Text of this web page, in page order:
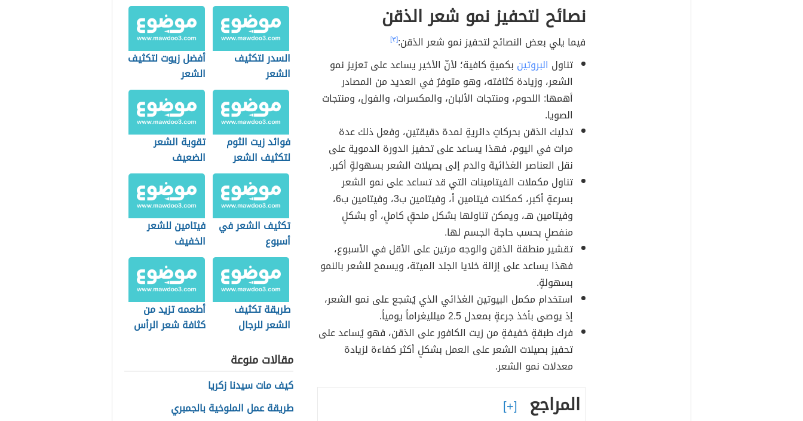
نصائح لتحفيز نمو شعر الذقن
فيما يلي بعض النصائح لتحفيز نمو شعر الذقن:[٣]
تناول البروتين بكميةٍ كافية؛ لأنّ الأخير يساعد على تعزيز نمو
الشعر، وزيادة كثافته، وهو متوفرٌ في العديد من المصادر
أهمها: اللحوم، ومنتجات الألبان، والمكسرات، والفول، ومنتجات
الصويا.
تدليك الذقن بحركاتٍ دائريةٍ لمدة دقيقتين، وفعل ذلك عدة
مرات في اليوم، فهذا يساعد على تحفيز الدورة الدموية على
نقل العناصر الغذائية والدم إلى بصيلات الشعر بسهولةٍ أكبر.
تناول مكملات الفيتامينات التي قد تساعد على نمو الشعر
بسرعةٍ أكبر، كمكلات فيتامين أ، وفيتامين ب3، وفيتامين ب6،
وفيتامين هـ، ويمكن تناولها بشكل ملحقٍ كاملٍ، أو بشكلٍ
منفصلٍ بحسب حاجة الجسم لها.
تقشير منطقة الذقن والوجه مرتين على الأقل في الأسبوع،
فهذا يساعد على إزالة خلايا الجلد الميتة، ويسمح للشعر بالنمو
بسهولةٍ.
استخدام مكمل البيوتين الغذائي الذي يُشجع على نمو الشعر،
إذ يوصى بأخذ جرعةٍ بمعدل 2.5 ميلليغراماً يومياً.
فرك طبقةٍ خفيفةٍ من زيت الكافور على الذقن، فهو يُساعد على
تحفيز بصيلات الشعر على العمل بشكلٍ أكثر كفاءة لزيادة
معدلات نمو الشعر.
المراجع
السدر لتكثيف
الشعر
أفضل زيوت لتكثيف
الشعر
فوائد زيت الثوم
لتكثيف الشعر
تقوية الشعر
الضعيف
تكثيف الشعر في
أسبوع
فيتامين للشعر
الخفيف
طريقة تكثيف
الشعر للرجال
أطعمه تزيد من
كثافة شعر الرأس
مقالات منوعة
كيف مات سيدنا زكريا
طريقة عمل الملوخية بالجمبري